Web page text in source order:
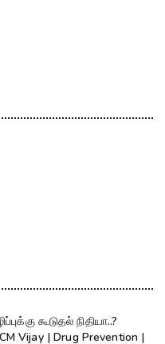
கூடுதல் நிதியா..?
CM Vijay | Drug Prevention |